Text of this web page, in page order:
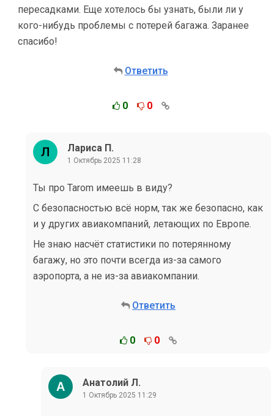
пересадками. Еще хотелось бы узнать, были ли у
кого-нибудь проблемы с потерей багажа. Заранее
спасибо!
Ответить
0 0
Лариса П.
1 Октябрь 2025 11:28
Ты про Tarom имеешь в виду?
С безопасностью всё норм, так же безопасно, как
и у других авиакомпаний, летающих по Европе.
Не знаю насчёт статистики по потерянному
багажу, но это почти всегда из-за самого
аэропорта, а не из-за авиакомпании.
Ответить
0 0
Анатолий Л.
1 Октябрь 2025 11:29